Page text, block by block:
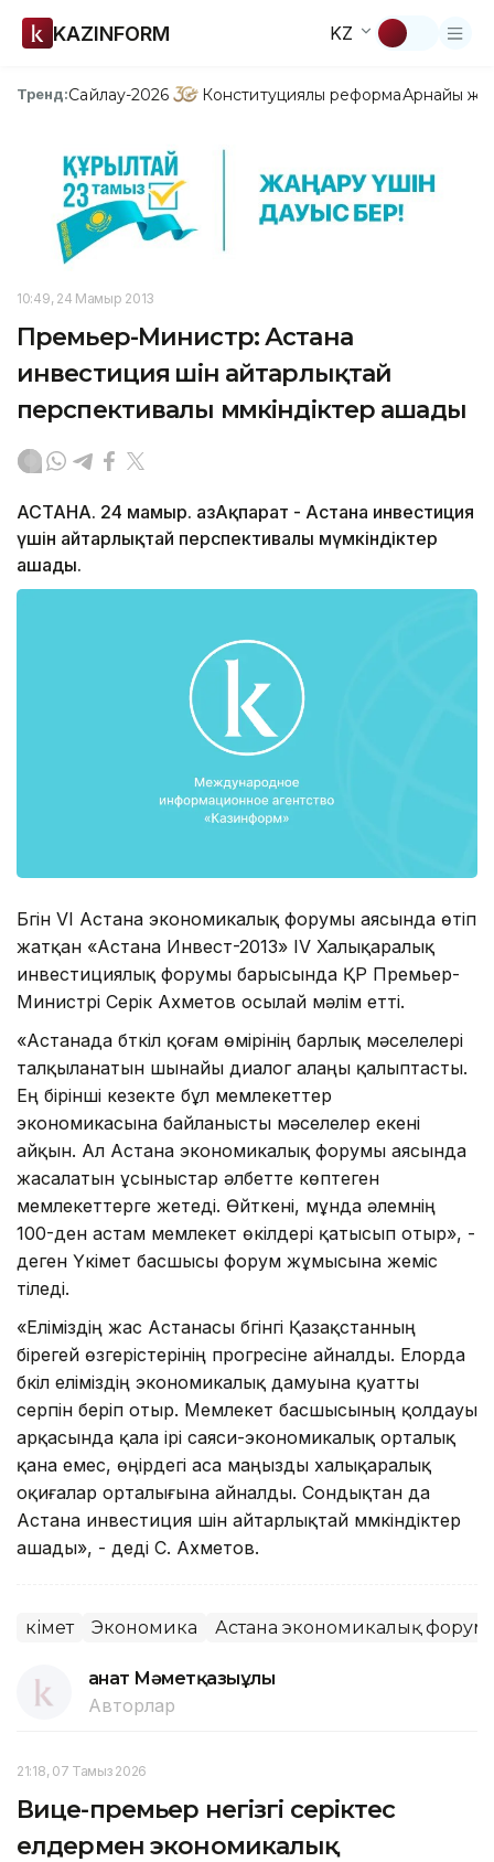
KAZINFORM KZ
Тренд:Сайлау-2026 Конституциялық реформаАрнайы
10:49, 24 Мамыр 2013
Премьер-Министр: Астана
инвестиция үшін айтарлықтай
перспективалы мүмкіндіктер ашады
АСТАНА. 24 мамыр. ҚазАқпарат - Астана инвестиция
үшін айтарлықтай перспективалы мүмкіндіктер
ашады.
Бүгін VI Астана экономикалық форумы аясында өтіп
жатқан «Астана Инвест-2013» ІV Халықаралық
инвестициялық форумы барысында ҚР Премьер-
Министрі Серік Ахметов осылай мәлім етті.
«Астанада бүткіл қоғам өмірінің барлық мәселелері
талқыланатын шынайы диалог алаңы қалыптасты.
Ең бірінші кезекте бұл мемлекеттер
экономикасына байланысты мәселелер екені
айқын. Ал Астана экономикалық форумы аясында
жасалатын ұсыныстар әлбетте көптеген
мемлекеттерге жетеді. Өйткені, мұнда әлемнің
100-ден астам мемлекет өкілдері қатысып отыр», -
деген Үкімет басшысы форум жұмысына жеміс
тіледі.
«Еліміздің жас Астанасы бүгінгі Қазақстанның
бірегей өзгерістерінің прогресіне айналды. Елорда
бүкіл еліміздің экономикалық дамуына қуатты
серпін беріп отыр. Мемлекет басшысының қолдауы
арқасында қала ірі саяси-экономикалық орталық
қана емес, өңірдегі аса маңызды халықаралық
оқиғалар орталығына айналды. Сондықтан да
Астана инвестиция үшін айтарлықтай мүмкіндіктер
ашады», - деді С. Ахметов.
Үкімет Экономика Астана экономикалық
Қанат Мәметқазыұлы
Авторлар
21:18, 07 Тамыз 2026
Вице-премьер негізгі серіктес
елдермен экономикалық